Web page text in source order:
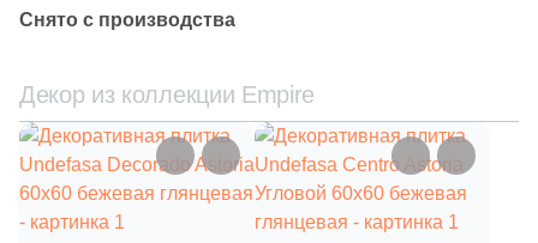
9x33 ( 12)
9.5x60 (80)
10x25 (1)
10x60 (8)
Снято с производства
Декор из коллекции Empire